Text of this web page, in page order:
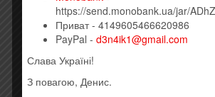
https://send.monobank.ua/jar/
Приват - 4149605466620986
PayPal - d3n4ik1@gmail.com
Слава Україні!
З повагою, Денис.